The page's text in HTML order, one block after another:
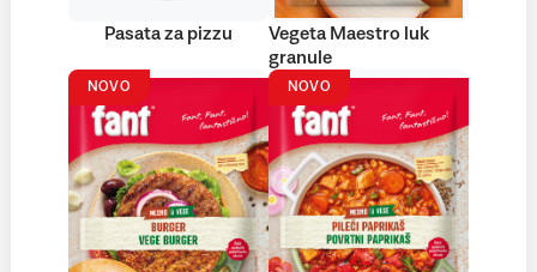
Pasata za pizzu
Vegeta Maestro luk
granule
NOVO NOVO